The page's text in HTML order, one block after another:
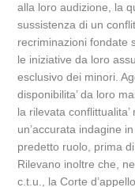
alla loro audizione, la
sussistenza di un
recriminazioni fondate
le iniziative da loro
esclusivo dei minori.
disponibilita’ da loro
la rilevata
un’accurata indagine
predetto ruolo, prima
Rilevano inoltre che,
c.t.u., la Corte